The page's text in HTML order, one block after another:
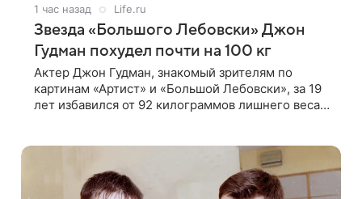
1 час назад Life.ru
Звезда «Большого Лебовски» Джон
Гудман похудел почти на 100 кг
Актер Джон Гудман, знакомый зрителям по
картинам «Артист» и «Большой Лебовски», за 19
лет избавился от 92 килограммов лишнего веса.